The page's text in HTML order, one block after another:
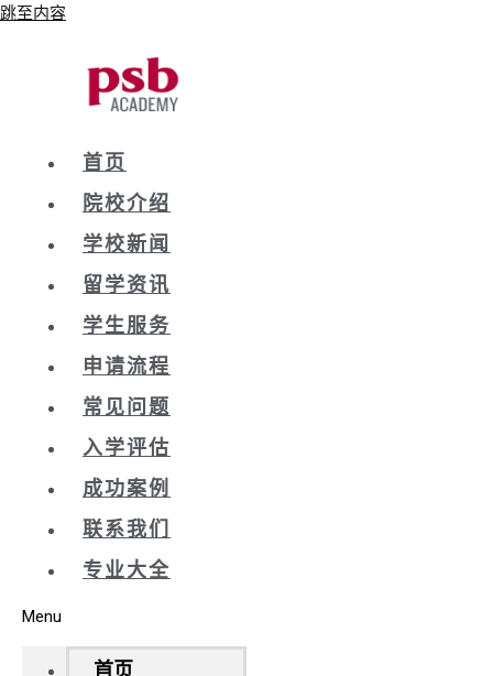
跳至内容
首页
院校介绍
学校新闻
留学资讯
学生服务
申请流程
常见问题
入学评估
成功案例
联系我们
专业大全
Menu
首页